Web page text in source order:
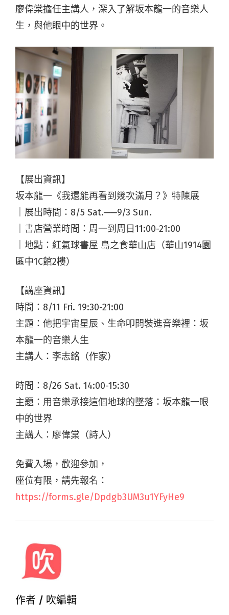
廖偉棠擔任主講人，深入了解坂本龍一的音樂人
生，與他眼中的世界。
【展出資訊】
坂本龍一《我還能再看到幾次滿月？》特陳展
｜展出時間：8/5 Sat.──9/3 Sun.
｜書店營業時間：周一到周日11:00-21:00
｜地點：紅氣球書屋 島之食華山店（華山1914園
區中1C館2樓）
【講座資訊】
時間：8/11 Fri. 19:30-21:00
主題：他把宇宙星辰、生命叩問裝進音樂裡：坂
本龍一的音樂人生
主講人：李志銘（作家）
時間：8/26 Sat. 14:00-15:30
主題：用音樂承接這個地球的墜落：坂本龍一眼
中的世界
主講人：廖偉棠（詩人）
免費入場，歡迎參加，
座位有限，請先報名：
https://forms.gle/Dpdgb3UM3u1YFyHe9
作者 / 吹編輯